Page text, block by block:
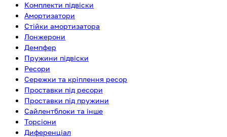
Комплекти підвіски
Амортизатори
Стійки амортизатора
Лонжерони
Демпфер
Пружини підвіски
Ресори
Сережки та кріплення ресор
Проставки під ресори
Проставки під пружини
Сайлентблоки та інше
Торсіони
Диференціал